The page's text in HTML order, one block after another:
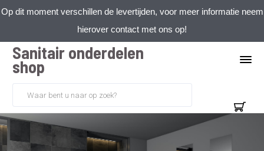
Op dit moment verschillen de levertijden, voor meer informatie neem
hierover contact met ons op!
Sanitair onderdelen
shop